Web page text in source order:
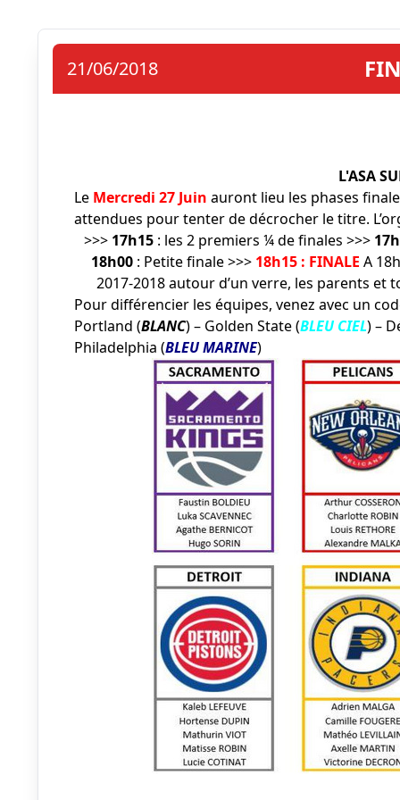
21/06/2018
L'ASA
Le Mercredi 27 Juin auront lieu les phases
attendues pour tenter de décrocher le titre.
>>> 17h15: les 2 premiers ¼ de finales >>>
18h00: Petite finale >>> 18h15 : FINALE A
2017-2018 autour d’un verre, les parents
Pour différencier les équipes, venez avec un
Portland (BLANC) – Golden State (BLEU CIEL) –
Philadelphia (BLEU MARINE)